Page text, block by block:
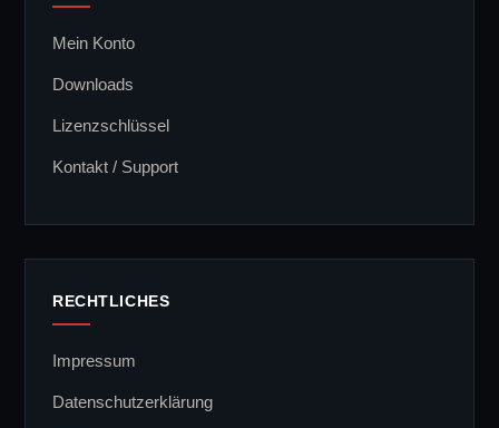
Mein Konto
Downloads
Lizenzschlüssel
Kontakt / Support
RECHTLICHES
Impressum
Datenschutzerklärung